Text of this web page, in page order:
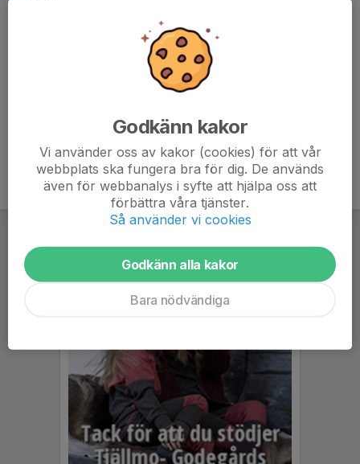
Godkänn kakor
Vi använder oss av kakor (cookies) för att vår
webbplats ska fungera bra för dig. De används
även för webbanalys i syfte att hjälpa oss att
förbättra våra tjänster.
Så använder vi cookies
Godkänn alla kakor
Bara nödvändiga